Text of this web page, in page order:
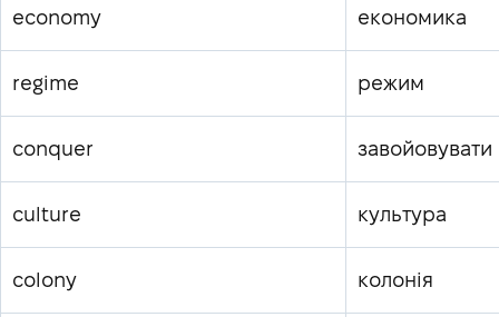
economy економика
regime режим
conquer завойовувати
culture культура
colony колонія